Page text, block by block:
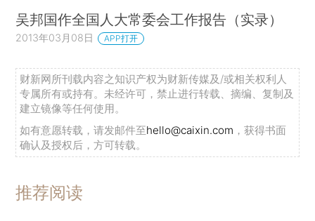
吴邦国作全国人大常委会工作报告（实录）
2013年03月08日 APP打开
财新网所刊载内容之知识产权为财新传媒及/或相关权利人
专属所有或持有。未经许可，禁止进行转载、摘编、复制及
建立镜像等任何使用。
如有意愿转载，请发邮件至hello@caixin.com ，获得书面
确认及授权后，方可转载。
推荐阅读